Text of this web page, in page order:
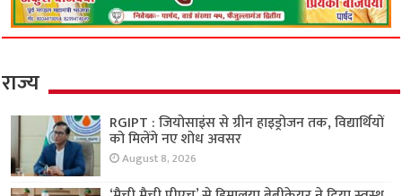
राज्य
RGIPT : जियोसाइंस से ग्रीन हाइड्रोजन तक, विद्यार्थियों
को मिलेंगे नए शोध अवसर
August 8, 2026